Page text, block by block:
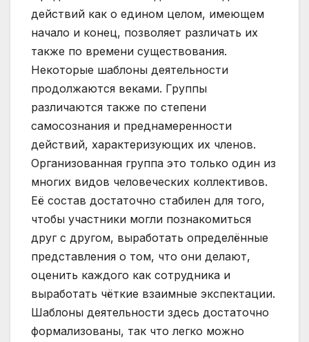
действий как о едином целом, имеющем
начало и конец, позволяет различать их
также по времени существования.
Некоторые шаблоны деятельности
продолжаются веками. Группы
различаются также по степени
самосознания и преднамеренности
действий, характеризующих их членов.
Организованная группа это только один из
многих видов человеческих коллективов.
Её состав достаточно стабилен для того,
чтобы участники могли познакомиться
друг с другом, выработать определённые
представления о том, что они делают,
оценить каждого как сотрудника и
выработать чёткие взаимные экспектации.
Шаблоны деятельности здесь достаточно
формализованы, так что легко можно